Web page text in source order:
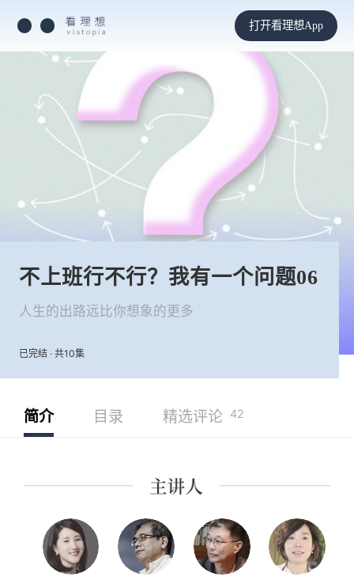
打开看理想App
不上班行不行？我有一个问题06
人生的出路远比你想象的更多
已完结 · 共10集
简介 目录 精选评论 42